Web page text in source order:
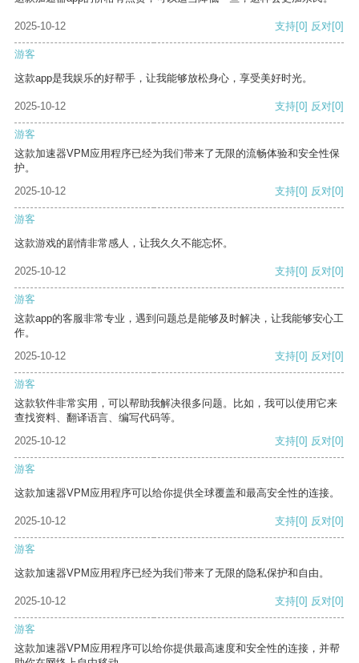
2025-10-12 支持[0] 反对[0]
游客
这款app是我娱乐的好帮手，让我能够放松身心，享受美好时光。
2025-10-12 支持[0] 反对[0]
游客
这款加速器VPM应用程序已经为我们带来了无限的流畅体验和安全性保
护。
2025-10-12
支持[0] 反对[0]
游客
这款游戏的剧情非常感人，让我久久不能忘怀。
2025-10-12 支持[0] 反对[0]
游客
这款app的客服非常专业，遇到问题总是能够及时解决，让我能够安心工
作。
2025-10-12
支持[0] 反对[0]
游客
这款软件非常实用，可以帮助我解决很多问题。比如，我可以使用它来
查找资料、翻译语言、编写代码等。
2025-10-12
支持[0] 反对[0]
游客
这款加速器VPM应用程序可以给你提供全球覆盖和最高安全性的连接。
2025-10-12 支持[0] 反对[0]
游客
这款加速器VPM应用程序已经为我们带来了无限的隐私保护和自由。
2025-10-12 支持[0] 反对[0]
游客
这款加速器VPM应用程序可以给你提供最高速度和安全性的连接，并帮